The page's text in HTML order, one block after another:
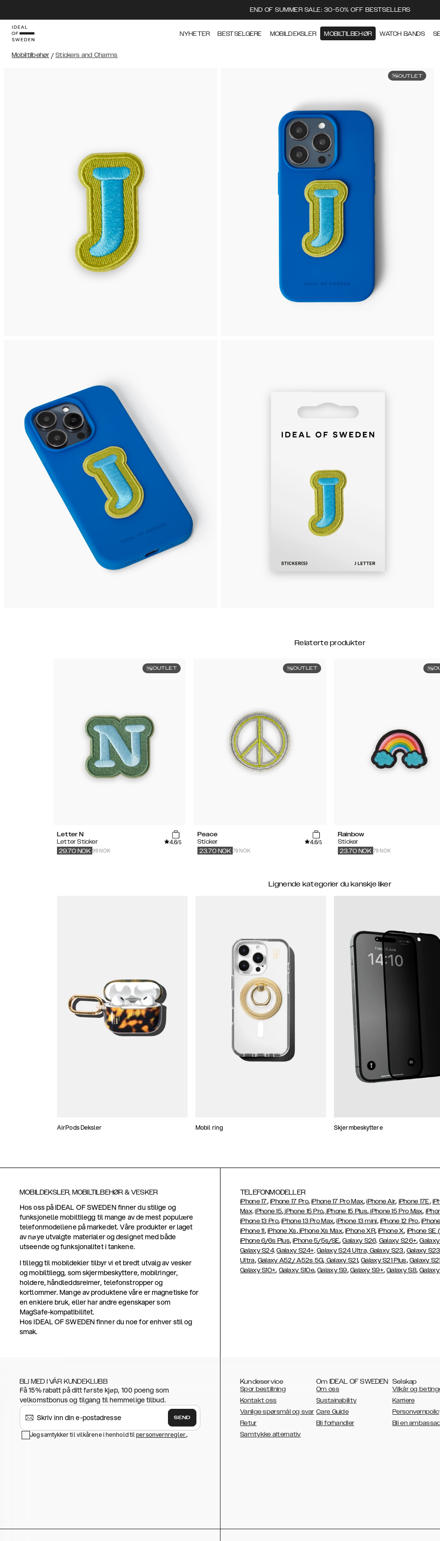
END OF SUMMER SALE: 30-50% OFF BESTSELLERS
NYHETER BESTSELGERE MOBILDEKSLER MOBILTILBEHØR WATCH BANDS
Mobiltilbehør / Stickers and Charms
OUTLET
Relaterte produkter
OUTLET
Letter N
Letter Sticker
4.6/5
99 NOK
29.70 NOK
OUTLET
Peace
Sticker
4.6/5
79 NOK
23.70 NOK
Rainbow
Sticker
79 NOK
23.70 NOK
Lignende kategorier du kanskje liker
AirPods Deksler Mobil ring Skjermbeskyttere
MOBILDEKSLER, MOBILTILBEHØR & VESKER
Hos oss på IDEAL OF SWEDEN finner du stilige og
funksjonelle mobiltilegg til mange av de mest populære
telefonmodellene på markedet. Våre produkter er laget
av nøye utvalgte materialer og designet med både
utseende og funksjonalitet i tankene.
I tillegg til mobildekler tilbyr vi et bredt utvalg av vesker
og mobiltilegg, som skjermbeskyttere, mobilringer,
holdere, håndleddsreimer, telefonstropper og
kortlommer. Mange av produktene våre er magnetiske for
en enklere bruk, eller har andre egenskaper som
MagSafe-kompatibilitet.
Hos IDEAL OF SWEDEN finner du noe for enhver stil og
smak.
TELEFONMODELLER
iPhone 17, iPhone 17 Pro,iPhone 17 Pro Max,iPhone Air, iPhone 17E,
Max, iPhone 15, iPhone 15 Pro, iPhone 15 Plus, iPhone 15 Pro Max,
iPhone 13 Pro,iPhone 13 Pro Max,iPhone 13 mini, iPhone 12 Pro,
iPhone 11, iPhone Xs,iPhone Xs Max,iPhone XR,iPhone X, iPhone SE
iPhone 6/6s Plus,iPhone 5/5s/SE,Galaxy S26, Galaxy S26+,
Galaxy S24, Galaxy S24+, Galaxy S24 Ultra, Galaxy S23, Galaxy
Ultra, Galaxy A52/ A52s 5G, Galaxy S21,Galaxy S21 Plus, Galaxy
Galaxy S10+, Galaxy S10e,Galaxy S9, Galaxy S9+,Galaxy S8,
BLI MED I VÅR KUNDEKLUBB
Få 15% rabatt på ditt første kjøp, 100 poeng som
velkomstbonus og tilgang til hemmelige tilbud.
SEND
Jeg samtykker til vilkårene i henhold tilpersonvernregler..
Kundeservice
Spor bestillning
Kontakt oss
Vanlige spørsmål og svar
Retur
Samtykke alternativ
Om IDEAL OF SWEDEN
Om oss
Sustainability
Care Guide
Bli forhandler
Selskap
Vilkår og
Karriere
Bli en
AUSTRALIA